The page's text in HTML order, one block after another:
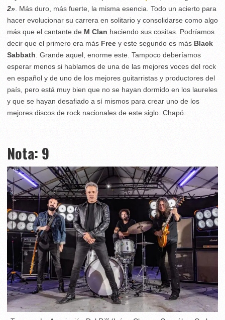
2» . Más duro, más fuerte, la misma esencia. Todo un acierto para
hacer evolucionar su carrera en solitario y consolidarse como algo
más que el cantante de M Clan haciendo sus cositas. Podríamos
decir que el primero era más Free y este segundo es más Black
Sabbath . Grande aquel, enorme este. Tampoco deberíamos
esperar menos si hablamos de una de las mejores voces del rock
en español y de uno de los mejores guitarristas y productores del
país, pero está muy bien que no se hayan dormido en los laureles
y que se hayan desafiado a sí mismos para crear uno de los
mejores discos de rock nacionales de este siglo. Chapó.
Nota: 9